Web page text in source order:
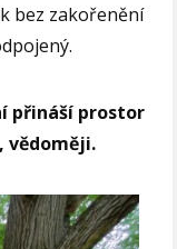
bez zakořenění
přináší prostor
vědoměji.